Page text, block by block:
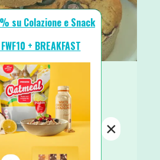
RICETTE DOLCI
RICETTE SENZA BURRO
RICETTE SENZA UOVA
RICETTE VEGANE
su Colazione e Snack
+ BREAKFAST
×